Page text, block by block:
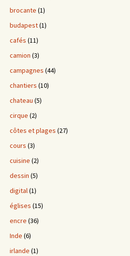
brocante (1)
budapest(1)
cafés (11)
camion (3)
campagnes (44)
chantiers (10)
chateau (5)
cirque (2)
côtes et plages (27)
cours (3)
cuisine (2)
dessin (5)
digital(1)
églises (15)
encre (36)
Inde (6)
irlande (1)